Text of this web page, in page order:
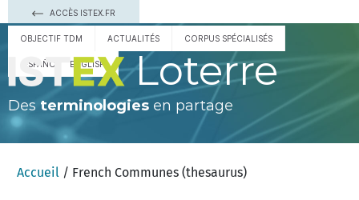
ACCÈS ISTEX.FR
OBJECTIF TDM ACTUALITÉS CORPUS SPÉCIALISÉS
ESPAÑOL ENGLISH Loterre
Des terminologies en partage
Accueil / French Communes (thesaurus)